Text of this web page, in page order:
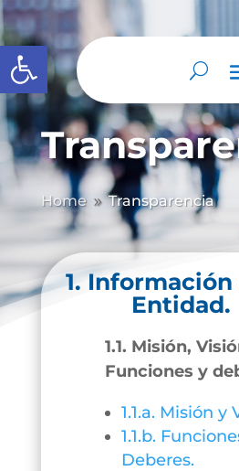
Abrir barra de herramientas
Home 9 Transparencia
1. Información
Entidad.
1.1. Misión,
Funciones y
1.1.a. Misión y
1.1.b.
Deberes.